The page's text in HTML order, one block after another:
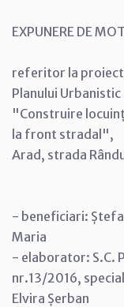
EXPUNERE DE
referitor la
Planului Urbanistic
"Construire
la front stradal",
Arad, strada
- beneficiari:
Maria
- elaborator: S.C.
nr.13/2016,
Elvira Șerban